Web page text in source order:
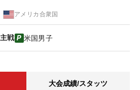
アメリカ合衆国
主戦 米国男子
大会成績/スタッツ